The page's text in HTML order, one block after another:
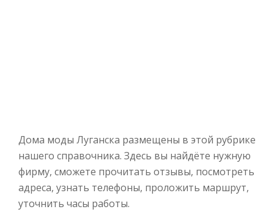
Дома моды Луганска размещены в этой рубрике
нашего справочника. Здесь вы найдёте нужную
фирму, сможете прочитать отзывы, посмотреть
адреса, узнать телефоны, проложить маршрут,
уточнить часы работы.